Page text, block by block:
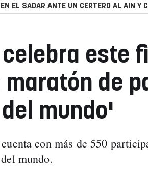
EL SADAR ANTE UN CERTERO AL AIN Y
celebra este
maratón de
mundo'
con más de 550
mundo.